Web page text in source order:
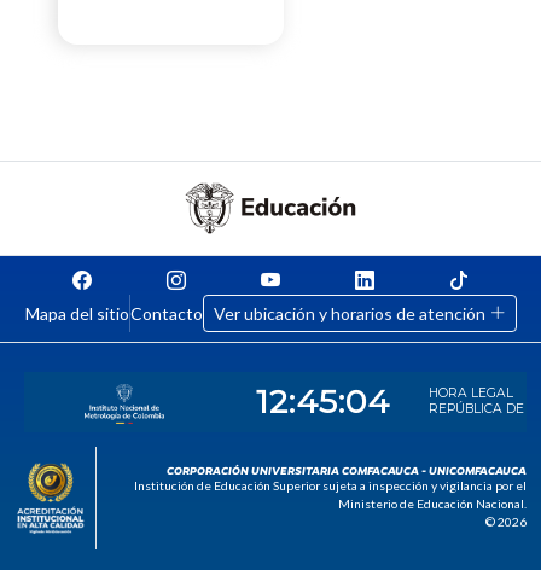
Mapa del sitioContacto Ver ubicación y horarios de atención
CORPORACIÓN UNIVERSITARIA COMFACAUCA - UNICOMFACAUCA
Institución de Educación Superior sujeta a inspección y vigilancia por el
Ministerio de Educación Nacional.
© 2026